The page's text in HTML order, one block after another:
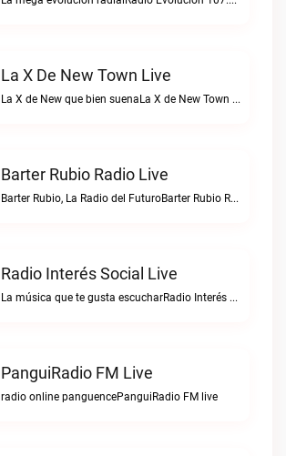
La X De New Town Live
La X de New que bien suenaLa X de New Town live
Barter Rubio Radio Live
Barter Rubio, La Radio del FuturoBarter Rubio Radio live
Radio Interés Social Live
La música que te gusta escucharRadio Interés Social live
PanguiRadio FM Live
radio online panguencePanguiRadio FM live